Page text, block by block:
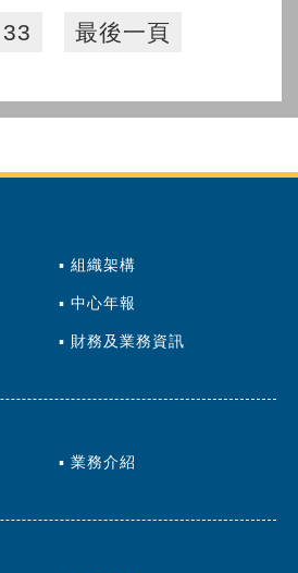
33 最後一頁
組織架構
中心年報
財務及業務資訊
業務介紹